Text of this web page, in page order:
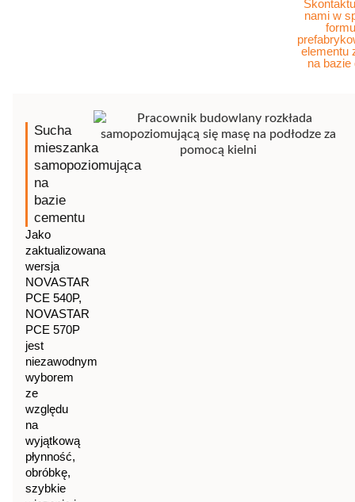
nami w
elementu
na bazie
Sucha
mieszanka
samopoziomująca
na
bazie
cementu
Jako
zaktualizowana
wersja
NOVASTAR
PCE 540P,
NOVASTAR
PCE 570P
jest
niezawodnym
wyborem
ze
względu
na
wyjątkową
płynność,
obróbkę,
szybkie